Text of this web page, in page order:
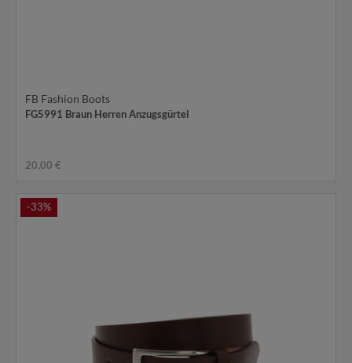
FB Fashion Boots
FG5991 Braun Herren Anzugsgürtel
20,00 €
-33%